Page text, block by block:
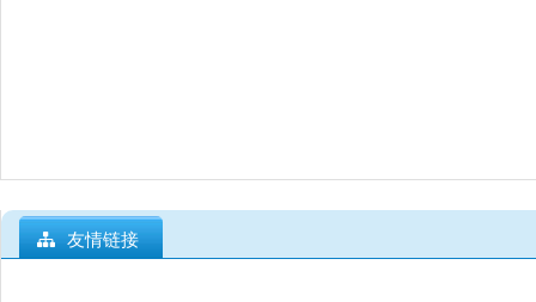
友情链接